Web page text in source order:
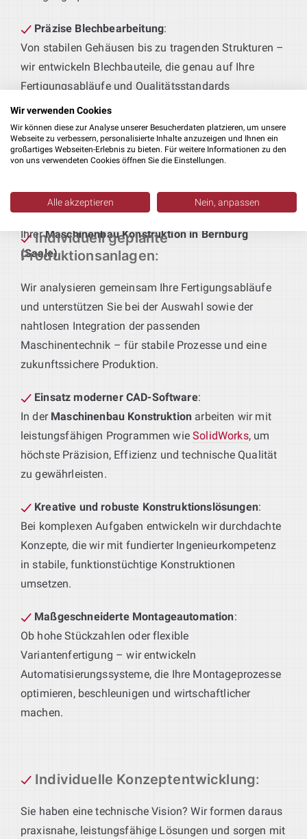
Präzise Blechbearbeitung:
Von stabilen Gehäusen bis zu tragenden Strukturen –
wir entwickeln Blechbauteile, die genau auf Ihre
Fertigungsabläufe und Qualitätsstandards
abgestimmt sind.
Technik für maßgeschneiderte Produktionslinien
Sie definieren das Produkt – wir liefern die passende
Endmontage entstehen bei uns durchgängige,
funktionale Lösungen – ein integraler Bestandteil
IhrerMaschinenbau Konstruktion in Bernburg
(Saale).
Individuell geplante
Produktionsanlagen:
Wir analysieren gemeinsam Ihre Fertigungsabläufe
und unterstützen Sie bei der Auswahl sowie der
nahtlosen Integration der passenden
Maschinentechnik – für stabile Prozesse und eine
zukunftssichere Produktion.
Einsatz moderner CAD-Software:
In der Maschinenbau Konstruktion arbeiten wir mit
leistungsfähigen Programmen wieSolidWorks, um
höchste Präzision, Effizienz und technische Qualität
zu gewährleisten.
Kreative und robuste Konstruktionslösungen:
Bei komplexen Aufgaben entwickeln wir durchdachte
Konzepte, die wir mit fundierter Ingenieurkompetenz
in stabile, funktionstüchtige Konstruktionen
umsetzen.
Maßgeschneiderte Montageautomation:
Ob hohe Stückzahlen oder flexible
Variantenfertigung – wir entwickeln
Automatisierungssysteme, die Ihre Montageprozesse
optimieren, beschleunigen und wirtschaftlicher
machen.
Individuelle Konzeptentwicklung:
Sie haben eine technische Vision? Wir formen daraus
praxisnahe, leistungsfähige Lösungen und sorgen mit
Wir verwenden Cookies
Wir können diese zur Analyse unserer Besucherdaten platzieren, um unsere
Webseite zu verbessern, personalisierte Inhalte anzuzeigen und Ihnen ein
großartiges Webseiten-Erlebnis zu bieten. Für weitere Informationen zu den
von uns verwendeten Cookies öffnen Sie die Einstellungen.
Alle akzeptieren Nein, anpassen